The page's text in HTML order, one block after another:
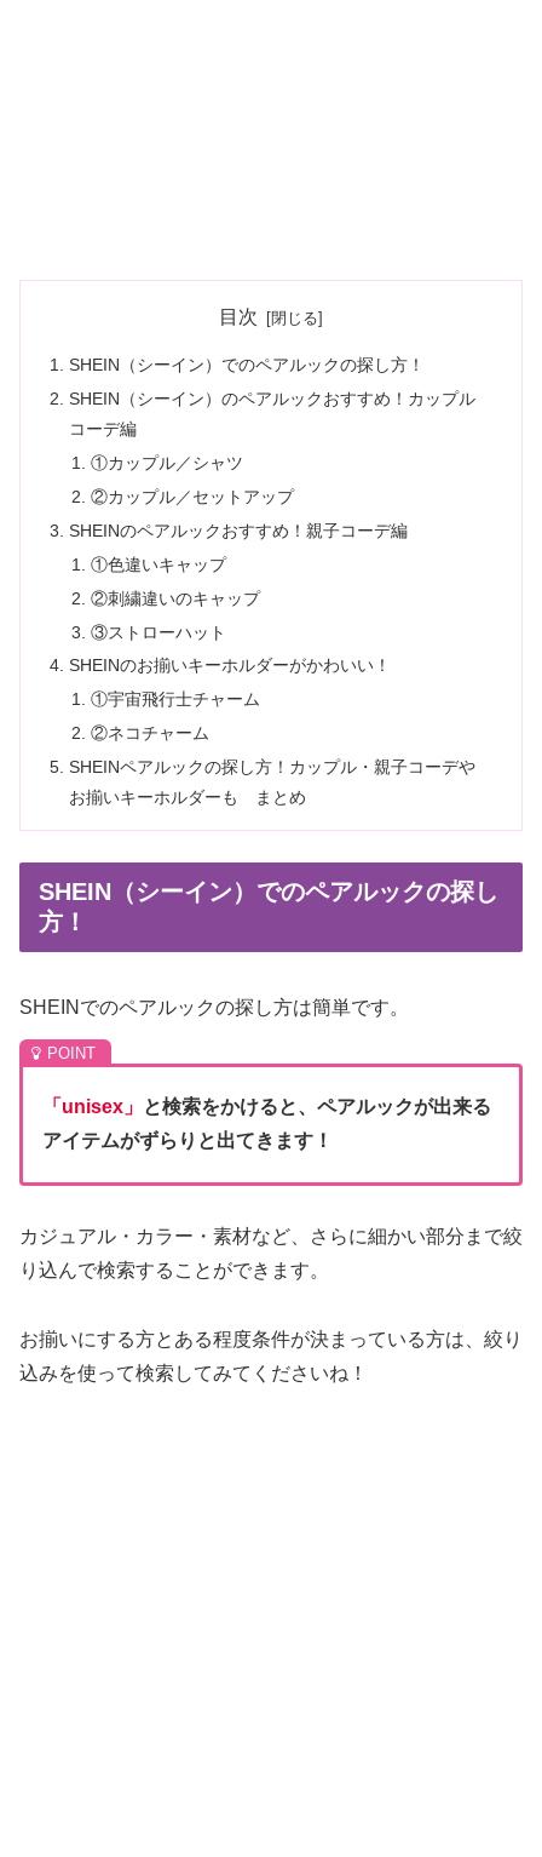
目次
SHEIN（シーイン）でのペアルックの探し方！
SHEIN（シーイン）のペアルックおすすめ！カップル
コーデ編
①カップル／シャツ
②カップル／セットアップ
SHEINのペアルックおすすめ！親子コーデ編
①色違いキャップ
②刺繍違いのキャップ
③ストローハット
SHEINのお揃いキーホルダーがかわいい！
①宇宙飛行士チャーム
②ネコチャーム
SHEINペアルックの探し方！カップル・親子コーデや
お揃いキーホルダーも まとめ
SHEIN（シーイン）でのペアルックの探し
方！
SHEINでのペアルックの探し方は簡単です。
「unisex」 と検索をかけると、ペアルックが出来る
アイテムがずらりと出てきます！
カジュアル・カラー・素材など、さらに細かい部分まで絞
り込んで検索することができます。
お揃いにする方とある程度条件が決まっている方は、絞り
込みを使って検索してみてくださいね！